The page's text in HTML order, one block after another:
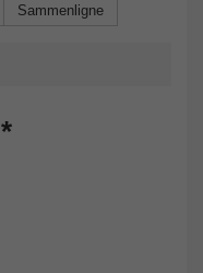
Sammenligne
*